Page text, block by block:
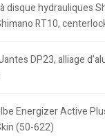
disque hydrauliques
RT10,
DP23, alliage
Energizer Active
(50-622)